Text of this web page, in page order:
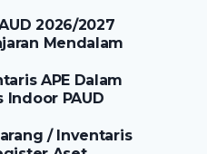
2026/2027
Mendalam
APE Dalam
Indoor PAUD
/ Inventaris